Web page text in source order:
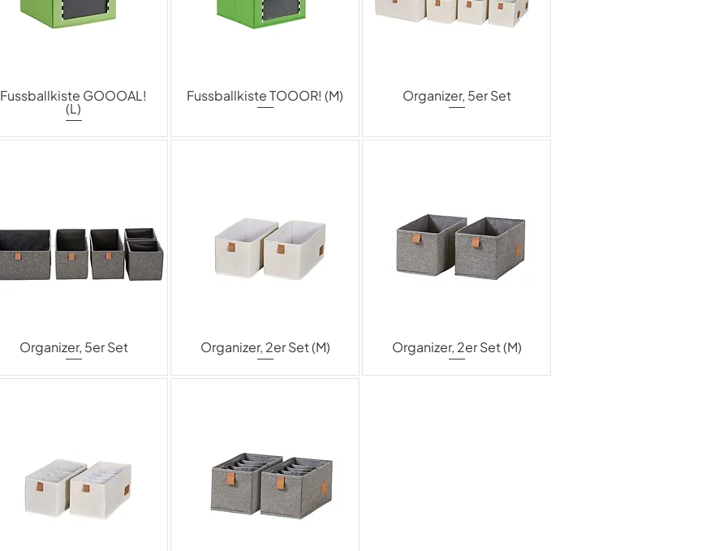
Fussballkiste GOOOAL!
(L)
Fussballkiste TOOOR! (M) Organizer, 5er Set
Organizer, 5er Set Organizer, 2er Set (M) Organizer, 2er Set (M)